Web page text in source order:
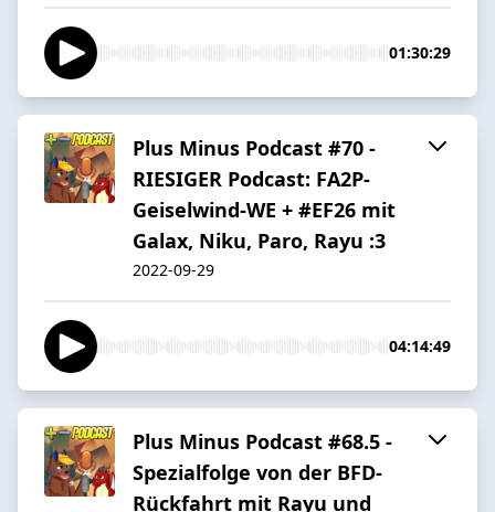
01:30:29
Plus Minus Podcast #70 -
RIESIGER Podcast: FA2P-
Geiselwind-WE + #EF26 mit
Galax, Niku, Paro, Rayu :3
2022-09-29
04:14:49
Plus Minus Podcast #68.5 -
Spezialfolge von der BFD-
Rückfahrt mit Rayu und